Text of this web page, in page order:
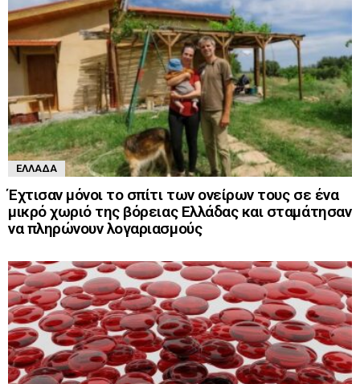
ΕΛΛΆΔΑ
Έχτισαν μόνοι το σπίτι των ονείρων τους σε ένα
μικρό χωριό της βόρειας Ελλάδας και σταμάτησαν
να πληρώνουν λογαριασμούς